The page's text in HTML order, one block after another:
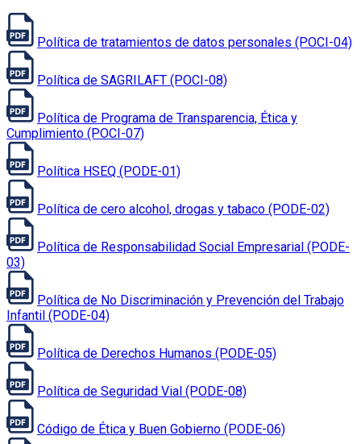
Política de tratamientos de datos personales (POCI-04)
Política de SAGRILAFT (POCI-08)
Política de Programa de Transparencia, Ética y
Cumplimiento (POCI-07)
Política HSEQ (PODE-01)
Política de cero alcohol, drogas y tabaco (PODE-02)
Política de Responsabilidad Social Empresarial (PODE-
03)
Política de No Discriminación y Prevención del Trabajo
Infantil (PODE-04)
Política de Derechos Humanos (PODE-05)
Política de Seguridad Vial (PODE-08)
Código de Ética y Buen Gobierno (PODE-06)